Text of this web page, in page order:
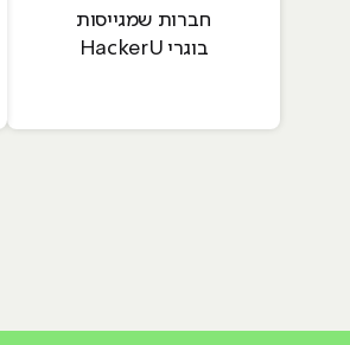
חברות שמגייסות
בוגרי HackerU